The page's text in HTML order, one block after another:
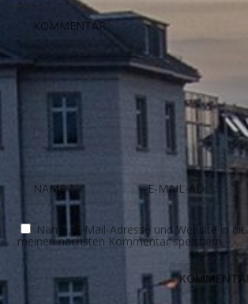
Name, E-Mail-Adresse und Website in
meinen nächsten Kommentar speichern.